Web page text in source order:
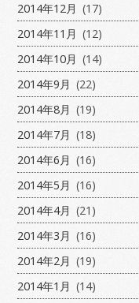
2014年12月 (17)
2014年11月 (12)
2014年10月 (14)
2014年9月 (22)
2014年8月 (19)
2014年7月 (18)
2014年6月 (16)
2014年5月 (16)
2014年4月 (21)
2014年3月 (16)
2014年2月 (19)
2014年1月 (14)